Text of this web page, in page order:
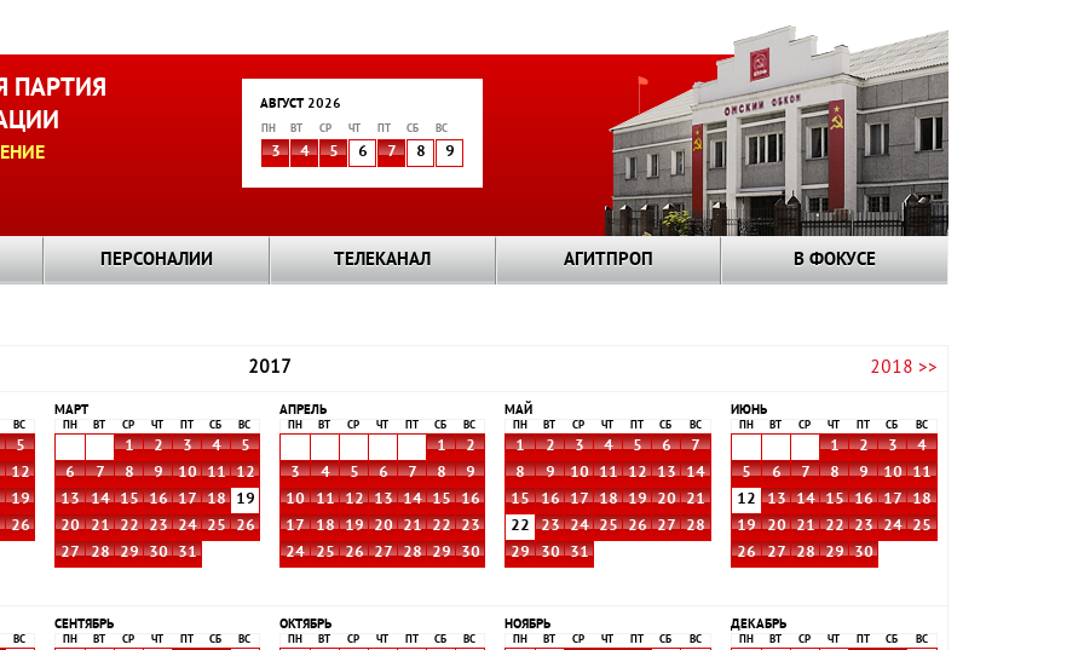
ПАРТИЯ
АВГУСТ 2026
ПН ВТ СР ЧТ СБ ВС
3 4 5 6 7 8 9
ПЕРСОНАЛИИ ТЕЛЕКАНАЛ АГИТПРОП В ФОКУСЕ
2017 2018 >>
ВС
5
12
19
26
МАРТ
ПН ВТ СР ЧТ СБ ВС
1 2 3 4
5
6
7 8 9 10 11
12
13
14 15 16 17 18
19
20
21 22 23 24 25
26
27
28 29 30 31
АПРЕЛЬ
ПН ВТ СР ЧТ СБ ВС
1
2
3
4 5 6 7 8
9
10
11 12 13 14 15
16
17
18 19 20 21 22
23
24
25 26 27 28 29 30
МАЙ
ПН ВТ СР ЧТ СБ ВС
1 2 3 4 5 6
7
8
9 10 11 12 13
14
15
16 17 18 19 20
21
22
23 24 25 26 27
28
29
30 31
ИЮНЬ
ПН ВТ СР ЧТ СБ ВС
1 2 3
4
5
6 7 8 9 10
11
12
13 14 15 16 17
18
19
20 21 22 23 24
25
26
27 28 29 30
ВС
СЕНТЯБРЬ
ПН ВТ СР ЧТ СБ ВС
ОКТЯБРЬ
ПН ВТ СР ЧТ СБ ВС
НОЯБРЬ
ПН ВТ СР ЧТ СБ ВС
ДЕКАБРЬ
ПН ВТ СР ЧТ СБ ВС